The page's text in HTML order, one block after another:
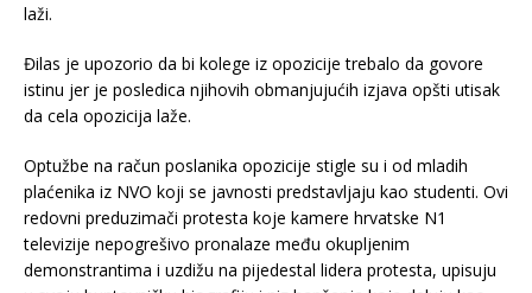
laži.
Đilas je upozorio da bi kolege iz opozicije trebalo da govore
istinu jer je posledica njihovih obmanjujućih izjava opšti utisak
da cela opozicija laže.
Optužbe na račun poslanika opozicije stigle su i od mladih
plaćenika iz NVO koji se javnosti predstavljaju kao studenti. Ovi
redovni preduzimači protesta koje kamere hrvatske N1
televizije nepogrešivo pronalaze među okupljenim
demonstrantima i uzdižu na pijedestal lidera protesta, upisuju